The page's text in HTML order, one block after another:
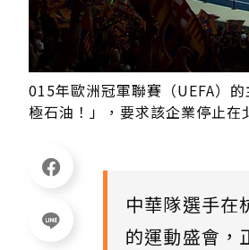
015年歐洲冠軍聯賽（UEFA）
極石油！」，要求該企業停止
中華隊選手在
的運動盛會，